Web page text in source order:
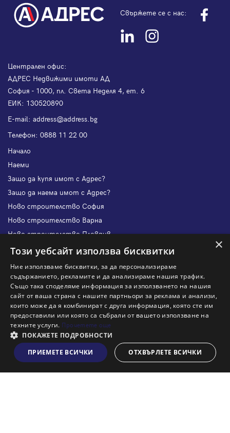
Виж на картата
Свържете се с нас:
Централен офис:
АДРЕС Недвижими имоти АД
София - 1000, пл. Света Неделя 4, ет. 6
ЕИК: 130520890
Е-mail: address@address.bg
Телефон: 0888 11 22 00
Начало
Наеми
Защо да купя имот с Адрес?
Защо да наема имот с Адрес?
Ново строителство София
Ново строителство Варна
Ново строителство Пловдив
Ново строителство Бургас
Защо да отдам имот с Адрес?
Наши офиси
Кариери
Кои сме ние?
Франчайз
Блог
Искаш ли да получаваш актуална информация за пазара
на недвижими имоти?
×
Този уебсайт използва бисквитки
Ние използваме бисквитки, за да персонализираме
съдържанието, рекламите и да анализираме нашия трафик.
Също така споделяме информация за използването на нашия
сайт от ваша страна с нашите партньори за реклама и анализи,
които може да я комбинират с друга информация, която сте им
предоставили или която са събрали от вашето използване на
техните услуги. Прочетете още
ПОКАЖЕТЕ ПОДРОБНОСТИ
ПРИЕМЕТЕ ВСИЧКИ
ОТХВЪРЛЕТЕ ВСИЧКИ